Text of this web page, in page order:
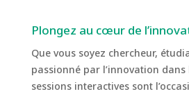
Plongez au cœur de
Que vous soyez chercheur,
passionné par l’innovation dans
sessions interactives sont